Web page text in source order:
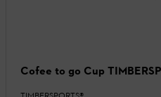
Cofee to go Cup